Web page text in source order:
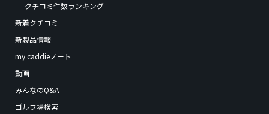
クチコミ件数ランキング
新着クチコミ
新製品情報
my caddieノート
動画
みんなのQ&A
ゴルフ場検索